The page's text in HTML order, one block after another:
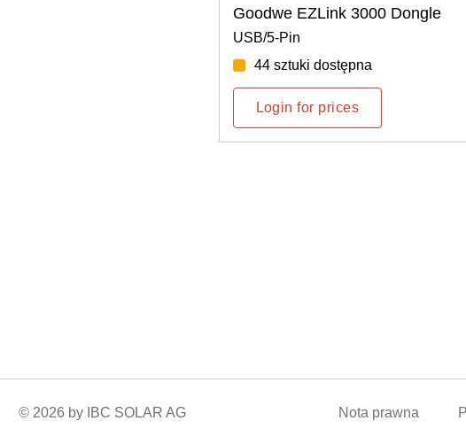
Goodwe 4G Kit-G20
6 sztuki dostępna
Login for prices
© 2026 by IBC SOLAR AG Nota prawna